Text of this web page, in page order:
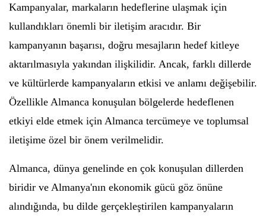
Kampanyalar, markaların hedeflerine ulaşmak için
kullandıkları önemli bir iletişim aracıdır. Bir
kampanyanın başarısı, doğru mesajların hedef kitleye
aktarılmasıyla yakından ilişkilidir. Ancak, farklı dillerde
ve kültürlerde kampanyaların etkisi ve anlamı değişebilir.
Özellikle Almanca konuşulan bölgelerde hedeflenen
etkiyi elde etmek için Almanca tercümeye ve toplumsal
iletişime özel bir önem verilmelidir.
Almanca, dünya genelinde en çok konuşulan dillerden
biridir ve Almanya'nın ekonomik gücü göz önüne
alındığında, bu dilde gerçekleştirilen kampanyaların